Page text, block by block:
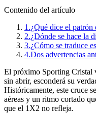
Contenido del artículo
1.¿Qué dice el patrón
2.¿Dónde se hace la
3.¿Cómo se traduce
4.Dos advertencias
El próximo Sporting Cristal
sin abrir, esconderá su
Históricamente, este cruce
aéreas y un ritmo cortado
que el 1X2 no refleja.